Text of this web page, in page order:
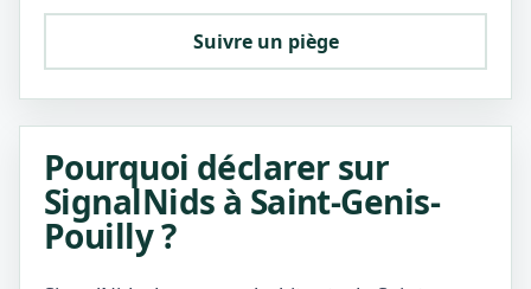
Suivre un piège
Pourquoi déclarer sur
SignalNids à Saint-Genis-
Pouilly ?